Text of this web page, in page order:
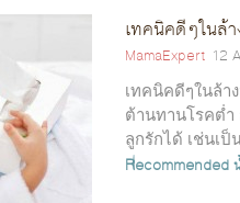
เทคนิคดีๆในล้
MamaExpert 12
เทคนิคดีๆในล้า
ต้านทานโรคต่ำ
ลูกรักได้ เช่นเ
Recommended